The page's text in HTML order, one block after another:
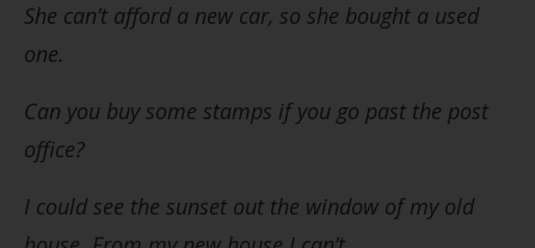
She can’t afford a new car, so she bought a used
one.
Can you buy some stamps if you go past the post
office?
I could see the sunset out the window of my old